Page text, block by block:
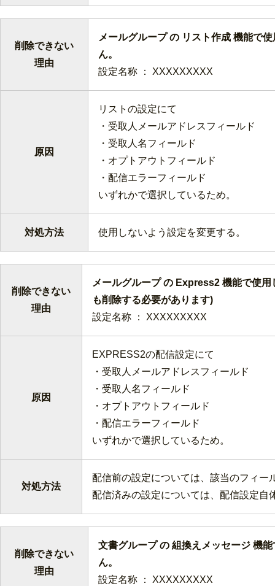
削除できない
理由
メールグループ の リスト作成 機能で
ん
設定名称 ： XXXXXXXXX
原因
リストの設定にて
・受取人メールアドレスフィールド
・受取人名フィールド
・オプトアウトフィールド
・配信エラーフィールド
いずれかで選択しているため。
対処方法 使用しないよう設定を変更する。
削除できない
理由
メールグループ の Express2 機能で使
も削除する必要があります)
設定名称 ： XXXXXXXXX
原因
EXPRESS2の配信設定にて
・受取人メールアドレスフィールド
・受取人名フィールド
・オプトアウトフィールド
・配信エラーフィールド
いずれかで選択しているため。
対処方法
配信前の設定については、該当のフィー
配信済みの設定については、配信設定自
削除できない
理由
文書グループ の 組換えメッセージ 機
ん
設定名称 ： XXXXXXXXX